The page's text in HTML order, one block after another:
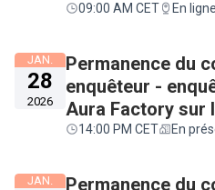
09:00 AM CET En ligne
JAN.
28
2026
Permanence du
enquêteur -
Aura Factory sur
14:00 PM CET En
JAN. Permanence du